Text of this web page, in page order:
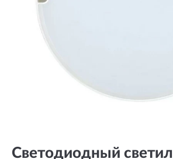
Светодиодный